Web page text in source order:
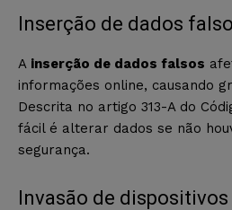
Inserção de dados
A inserção de dados falsos
informações online, causando
Descrita no artigo 313-A do
fácil é alterar dados se não
segurança.
Invasão de dispositivos